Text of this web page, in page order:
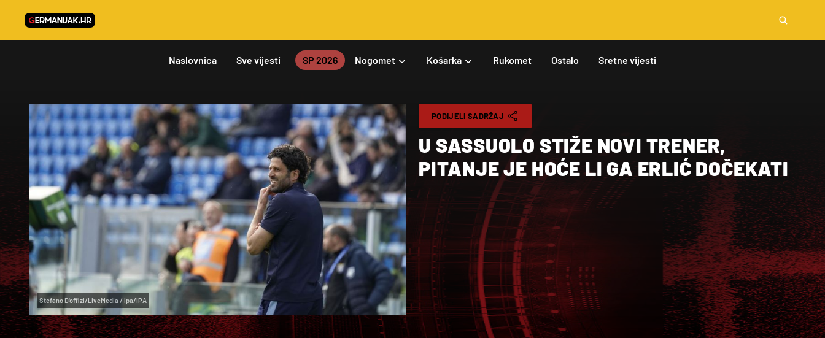
Naslovnica Sve vijesti SP 2026 Nogomet Košarka Rukomet Ostalo Sretne vijesti
Stefano D'offizi/LiveMedia / ipa/IPA
PODIJELI SADRŽAJ
U SASSUOLO STIŽE NOVI TRENER,
PITANJE JE HOĆE LI GA ERLIĆ DOČEKATI